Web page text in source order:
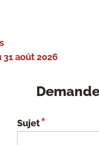
août 2026
Sujet*